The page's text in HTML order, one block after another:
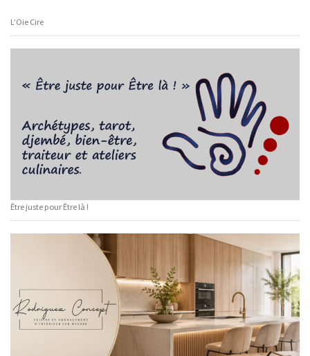
L’Oie Cire
Être juste pour Être là !